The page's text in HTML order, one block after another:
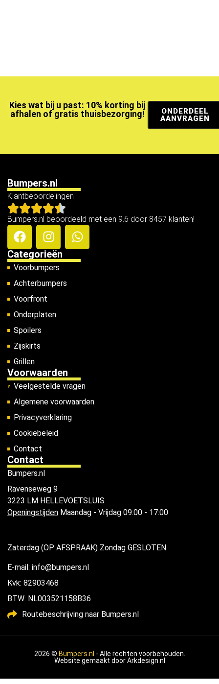
Kies wat bij u past: 10% korting bij
afhalen of gratis thuisbezorging!
ONDERDEEL
AANVRAGEN
Bumpers.nl
Klantbeoordelingen
Bumpers.nl beoordeeld met een 9.6 door 8457 klanten!
Categorieën
Voorbumpers
Achterbumpers
Voorfront
Onderplaten
Spoilers
Zijskirts
Grillen
Voorwaarden
Veelgestelde vragen
Algemene voorwaarden
Privacyverklaring
Cookiebeleid
Contact
Contact
Bumpers.nl
Ravenseweg 9
3223 LM HELLEVOETSLUIS
Openingstijden Maandag - Vrijdag 09:00 - 17:00
Zaterdag (OP AFSPRAAK) Zondag GESLOTEN
E-mail: info@bumpers.nl
Kvk: 82903468
BTW: NL003521158B36
Routebeschrijving naar Bumpers.nl
2026 © Bumpers.nl - Alle rechten voorbehouden.
Website gemaakt doorArkdesign.nl